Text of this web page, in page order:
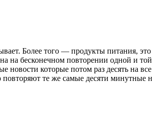
Более того — продукты питания, это
на бесконечном повторении одной и
новости которые потом раз десять на
те же самые десяти минутные